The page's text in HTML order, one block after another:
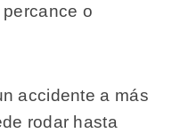
o
accidente a más
rodar hasta